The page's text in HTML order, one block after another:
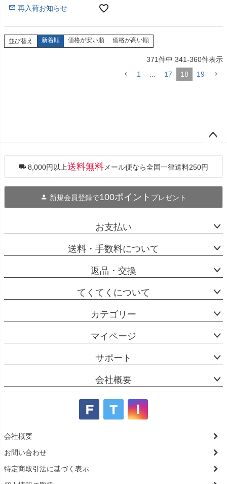
再入荷お知らせ
並び替え 新着順 価格が安い順 価格が高い順
371件中 341-360件表示
1
17 18 19
ジト
へ
8,000円以上送料無料 メール便なら全国一律送料250円
新規会員登録で100ポイント プレゼント
お支払い
送料・手数料について
返品・交換
てくてくについて
カテゴリー
マイページ
サポート
会社概要
会社概要
お問い合わせ
特定商取引法に基づく表示